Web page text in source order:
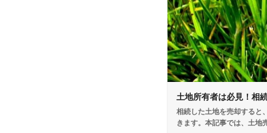
土地所有者は必見！ 相
相続した土地を売却すると
きます。本記事では、土地